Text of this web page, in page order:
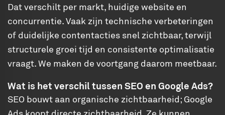
Dat verschilt per markt, huidige website en
concurrentie. Vaak zijn technische verbeteringen
of duidelijke contentacties snel zichtbaar, terwijl
structurele groei tijd en consistente optimalisatie
vraagt. We maken de voortgang daarom meetbaar.
Wat is het verschil tussen SEO en Google Ads?
SEO bouwt aan organische zichtbaarheid; Google